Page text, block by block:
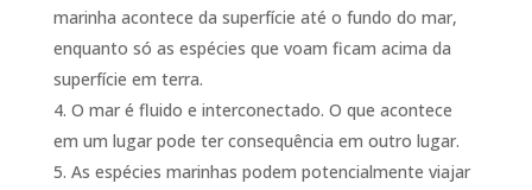
marinha acontece da superfície até o fundo do mar,
enquanto só as espécies que voam ficam acima da
superfície em terra.
O mar é fluido e interconectado. O que acontece
em um lugar pode ter consequência em outro lugar.
As espécies marinhas podem potencialmente viajar